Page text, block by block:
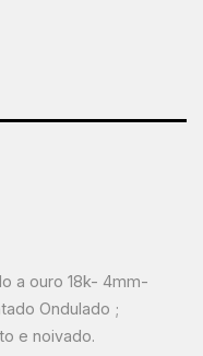
a ouro 18k- 4mm-
Ondulado ;
e noivado.